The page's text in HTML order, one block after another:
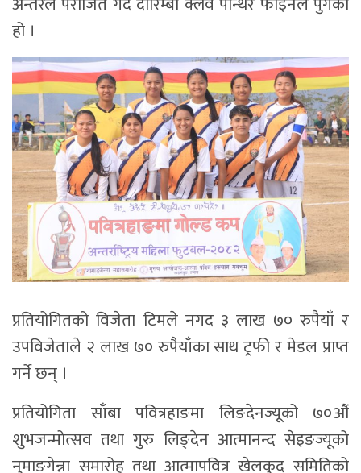
हो ।
प्रतियोगितको विजेता टिमले नगद ३ लाख ७० रुपैयाँ र
उपविजेताले २ लाख ७० रुपैयाँका साथ ट्रफी र मेडल प्राप्त
गर्ने छन् ।
प्रतियोगिता साँबा पवित्रहाङमा लिङदेनज्यूको ७०औं
शुभजन्मोत्सव तथा गुरु लिङ्देन आत्मानन्द सेइङज्यूको
नुमाङगेन्ना समारोह तथा आत्मापवित्र खेलकुद समितिको